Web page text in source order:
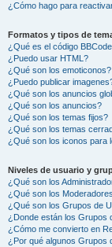
¿Cómo hago para
Formatos y tipos de
¿Qué es el código
¿Puedo usar HTML?
¿Qué son los emoticonos?
¿Puedo publicar
¿Qué son los anuncios
¿Qué son los anuncios?
¿Qué son los temas fijos?
¿Qué son los temas
¿Qué son los iconos para
Niveles de usuario y
¿Qué son los
¿Qué son los
¿Qué son los Grupos de
¿Donde están los Grupos
¿Cómo me convierto en
¿Por qué algunos Grupos